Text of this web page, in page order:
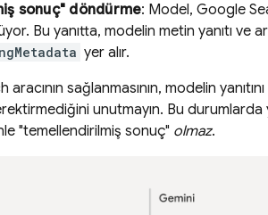
sonuç" döndürme: Model,Google
Bu yanıtta, modelin metin yanıtı ve
yer alır.
aracının sağlanmasının, modelin
unutmayın. Bu durumlarda
"temellendirilmiş sonuç" olmaz.